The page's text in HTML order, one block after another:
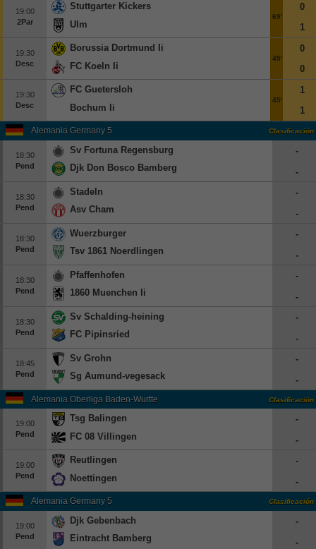
19:00
2Par
Stuttgarter Kickers
Ulm
69'
0
1
19:30
Desc
Borussia Dortmund Ii
FC Koeln Ii
45'
0
0
19:30
Desc
FC Guetersloh
Bochum Ii
45'
1
1
Alemania Germany 5 Clasificación
18:30
Pend
Sv Fortuna Regensburg
Djk Don Bosco Bamberg
-
-
18:30
Pend
Stadeln
Asv Cham
-
-
18:30
Pend
Wuerzburger
Tsv 1861 Noerdlingen
-
-
18:30
Pend
Pfaffenhofen
1860 Muenchen Ii
-
-
18:30
Pend
Sv Schalding-heining
FC Pipinsried
-
-
18:45
Pend
Sv Grohn
Sg Aumund-vegesack
-
-
Alemania Oberliga Baden-Wurttemberg Clasificación
19:00
Pend
Tsg Balingen
FC 08 Villingen
-
-
19:00
Pend
Reutlingen
Noettingen
-
-
Alemania Germany 5 Clasificación
19:00
Pend
Djk Gebenbach
Eintracht Bamberg
-
-